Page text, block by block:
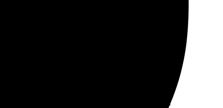
цвета яркие, детали четкие. Заказ пришел в
доставку. Приятно удивила цена — весьма